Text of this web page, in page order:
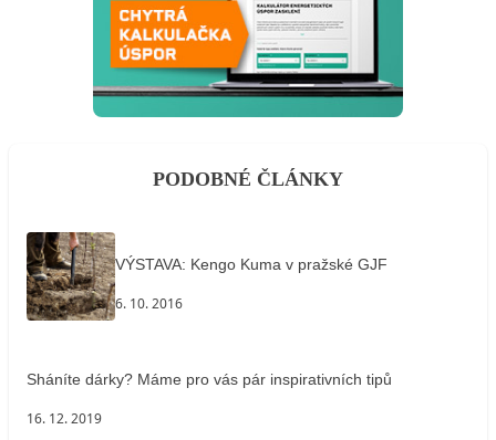
PODOBNÉ ČLÁNKY
VÝSTAVA: Kengo Kuma v pražské GJF
6. 10. 2016
Sháníte dárky? Máme pro vás pár inspirativních tipů
16. 12. 2019